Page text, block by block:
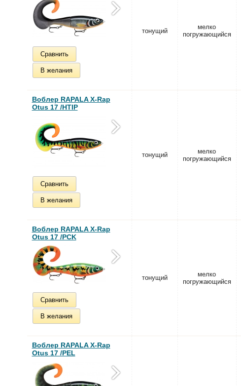
Сравнить
В желания
тонущий
мелко
погружающийся
Воблер RAPALA X-Rap
Otus 17 /HTIP
Сравнить
В желания
тонущий
мелко
погружающийся
Воблер RAPALA X-Rap
Otus 17 /PCK
Сравнить
В желания
тонущий
мелко
погружающийся
Воблер RAPALA X-Rap
Otus 17 /PEL